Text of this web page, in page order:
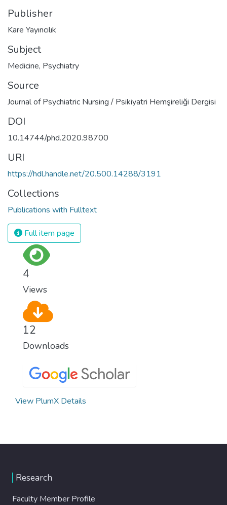
Publisher
Kare Yayıncılık
Subject
Medicine, Psychiatry
Source
Journal of Psychiatric Nursing / Psikiyatri Hemşireliği Dergisi
DOI
10.14744/phd.2020.98700
URI
https://hdl.handle.net/20.500.14288/3191
Collections
Publications with Fulltext
Full item page
4
Views
12
Downloads
View PlumX Details
Research
Faculty Member Profile